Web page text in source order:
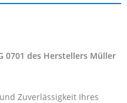
0701 des Herstellers Müller
Zuverlässigkeit Ihres